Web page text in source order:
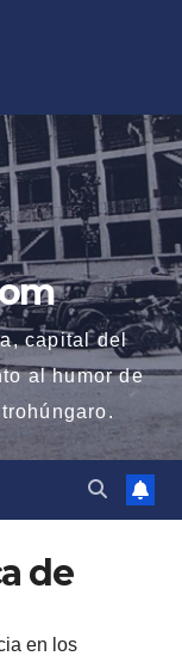
capital del
al humor de
de
en los